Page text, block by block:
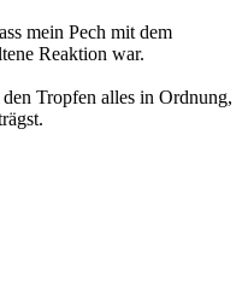
mein Pech mit dem
Reaktion war.
Tropfen alles in Ordnung,